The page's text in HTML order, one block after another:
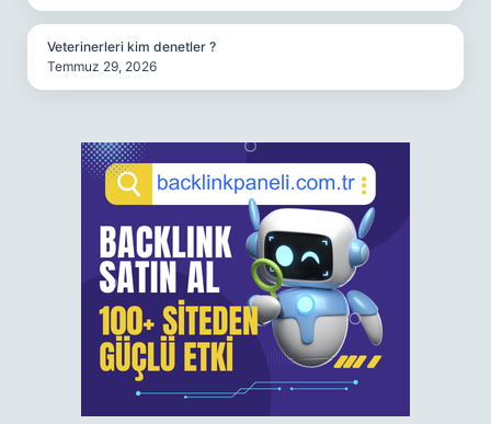
Veterinerleri kim denetler ?
Temmuz 29, 2026